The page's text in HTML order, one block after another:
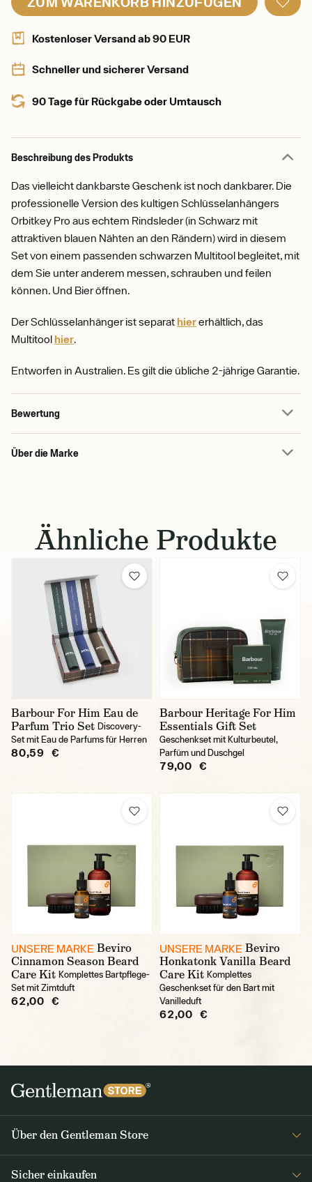
Kostenloser Versand ab 90 EUR
Schneller und sicherer Versand
90 Tage für Rückgabe oder Umtausch
Beschreibung des Produkts
Das vielleicht dankbarste Geschenk ist noch dankbarer. Die
professionelle Version des kultigen Schlüsselanhängers
Orbitkey Pro aus echtem Rindsleder (in Schwarz mit
attraktiven blauen Nähten an den Rändern) wird in diesem
Set von einem passenden schwarzen Multitool begleitet, mit
dem Sie unter anderem messen, schrauben und feilen
können. Und Bier öffnen.
Der Schlüsselanhänger ist separathiererhältlich, das
Multitoolhier.
Entworfen in Australien. Es gilt die übliche 2-jährige Garantie.
Bewertung
Über die Marke
Ähnliche Produkte
Barbour For Him Eau de
Parfum Trio Set Discovery-
Set mit Eau de Parfums für Herren
80,59 €
Barbour Heritage For Him
Essentials Gift Set
Geschenkset mit Kulturbeutel,
Parfüm und Duschgel
79,00 €
UNSERE MARKE Beviro
Cinnamon Season Beard
Care Kit Komplettes Bartpflege-
Set mit Zimtduft
62,00 €
UNSERE MARKE Beviro
Honkatonk Vanilla Beard
Care Kit Komplettes
Geschenkset für den Bart mit
Vanilleduft
62,00 €
Über den Gentleman Store
Sicher einkaufen